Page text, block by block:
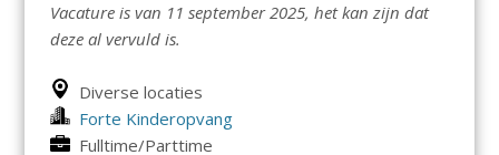
Vacature is van 11 september 2025, het kan zijn dat
deze al vervuld is.
Diverse locaties
Forte Kinderopvang
Fulltime/Parttime